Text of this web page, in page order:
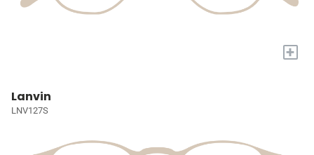
+
Lanvin
LNV127S